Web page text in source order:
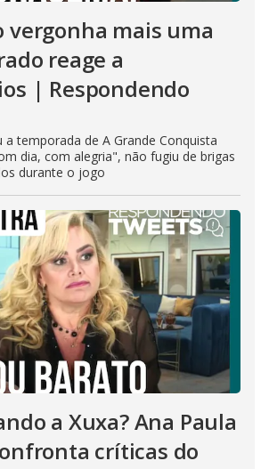
vergonha mais uma
reage a
| Respondendo
temporada de A Grande Conquista
dia, com alegria", não fugiu de brigas
durante o jogo
a Xuxa? Ana Paula
críticas do